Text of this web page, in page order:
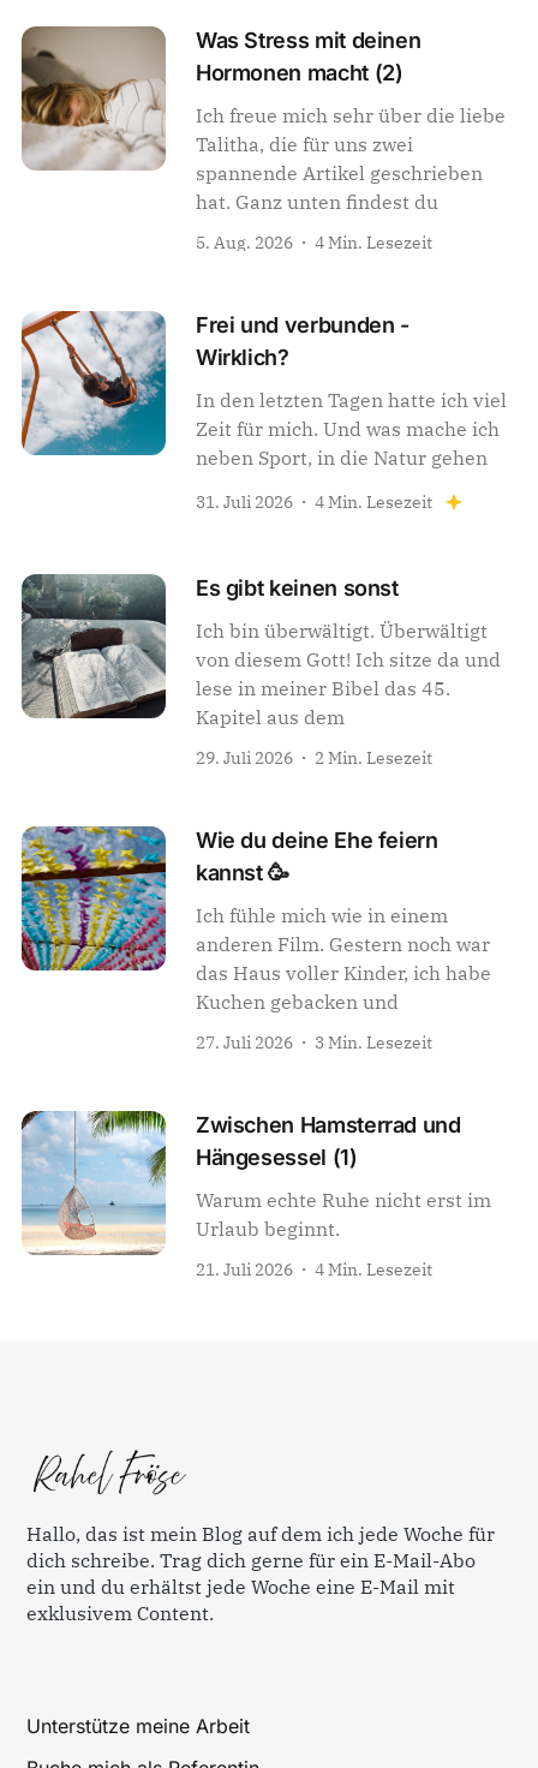
Was Stress mit deinen
Hormonen macht (2)
Ich freue mich sehr über die liebe
Talitha, die für uns zwei
spannende Artikel geschrieben
hat. Ganz unten findest du
5. Aug. 2026 4 Min. Lesezeit
Frei und verbunden -
Wirklich?
In den letzten Tagen hatte ich viel
Zeit für mich. Und was mache ich
neben Sport, in die Natur gehen
31. Juli 2026 4 Min. Lesezeit
Es gibt keinen sonst
Ich bin überwältigt. Überwältigt
von diesem Gott! Ich sitze da und
lese in meiner Bibel das 45.
Kapitel aus dem
29. Juli 2026 2 Min. Lesezeit
Wie du deine Ehe feiern
kannst 🥳
Ich fühle mich wie in einem
anderen Film. Gestern noch war
das Haus voller Kinder, ich habe
Kuchen gebacken und
27. Juli 2026 3 Min. Lesezeit
Zwischen Hamsterrad und
Hängesessel (1)
Warum echte Ruhe nicht erst im
Urlaub beginnt.
21. Juli 2026 4 Min. Lesezeit
Hallo, das ist mein Blog auf dem ich jede Woche für
dich schreibe. Trag dich gerne für ein E-Mail-Abo
ein und du erhältst jede Woche eine E-Mail mit
exklusivem Content.
Unterstütze meine Arbeit